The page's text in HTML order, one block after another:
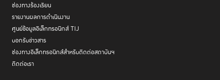
ช่องทางร้องเรียน
รายงานผลการดำเนินงาน
ศูนย์ข้อมูลอิเล็กทรอนิกส์ TIJ
บอกรับข่าวสาร
ช่องทางอิเล็กทรอนิกส์สำหรับติดต่อสถาบันฯ
ติดต่อเรา